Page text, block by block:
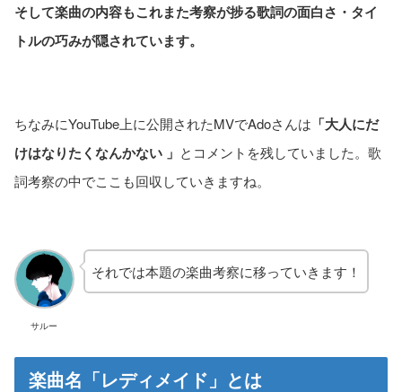
そして楽曲の内容もこれまた考察が捗る歌詞の面白さ・タイ
トルの巧みが隠されています。
ちなみにYouTube上に公開されたMVでAdoさんは 「大人にだ
けはなりたくなんかない 」 とコメントを残していました。歌
詞考察の中でここも回収していきますね。
サルー
それでは本題の楽曲考察に移っていきます！
楽曲名「レディメイド」とは